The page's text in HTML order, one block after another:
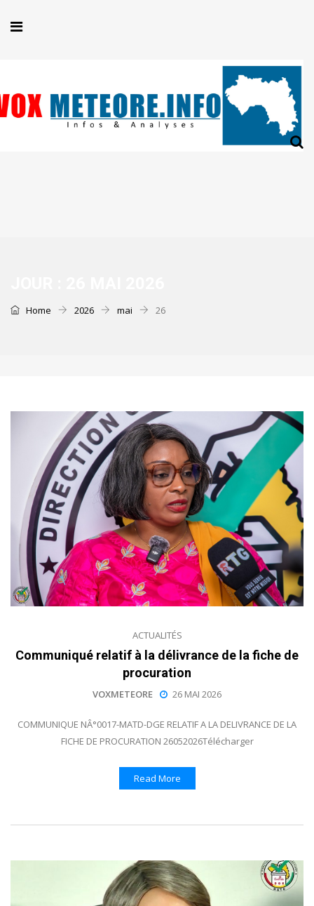
Home 2026 mai 26
ACTUALITÉS
Communiqué relatif à la délivrance de la fiche de
procuration
VOXMETEORE 26 MAI 2026
COMMUNIQUE NÂ°0017-MATD-DGE RELATIF A LA DELIVRANCE DE LA
FICHE DE PROCURATION 26052026Télécharger
Read More